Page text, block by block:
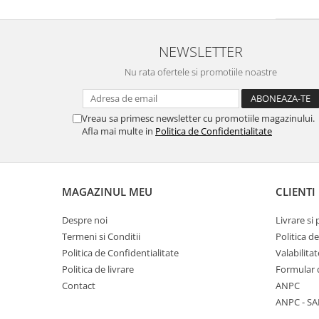
NEWSLETTER
Nu rata ofertele si promotiile noastre
Vreau sa primesc newsletter cu promotiile magazinului.
Afla mai multe in Politica de Confidentialitate
MAGAZINUL MEU
Despre noi
Termeni si Conditii
Politica de Confidentialitate
Politica de livrare
Contact
CLIENTI
Livrare si
Politica
Formular
ANPC
ANPC -